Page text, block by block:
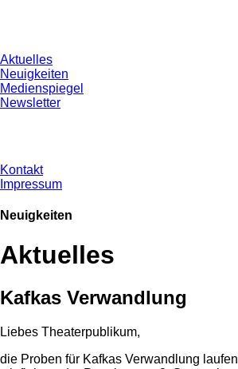
Aktuelles
Neuigkeiten
Medienspiegel
Newsletter
Kontakt
Impressum
Neuigkeiten
Aktuelles
Kafkas Verwandlung
Liebes Theaterpublikum,
die Proben für Kafkas Verwandlung